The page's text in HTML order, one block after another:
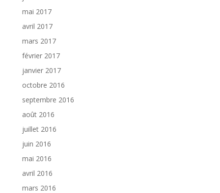
mai 2017
avril 2017
mars 2017
février 2017
janvier 2017
octobre 2016
septembre 2016
août 2016
juillet 2016
juin 2016
mai 2016
avril 2016
mars 2016